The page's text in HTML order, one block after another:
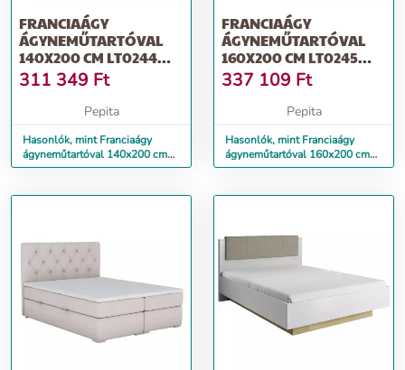
FRANCIAÁGY
ÁGYNEMŰTARTÓVAL
140X200 CM LT0244
VILÁGOSSZÜRKE
311 349 Ft
Pepita
Hasonlók, mint Franciaágy
ágyneműtartóval 140x200 cm
LT0244 világosszürke
FRANCIAÁGY
ÁGYNEMŰTARTÓVAL
160X200 CM LT0245
VILÁGOSSZÜRKE
337 109 Ft
Pepita
Hasonlók, mint Franciaágy
ágyneműtartóval 160x200 cm
LT0245 világosszürke